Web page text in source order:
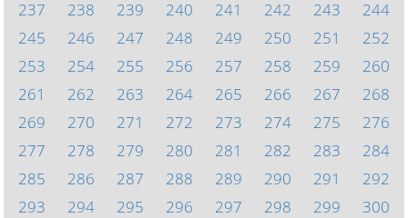
237
238 239 240 241 242 243
244
245
246 247 248 249 250 251
252
253
254 255 256 257 258 259
260
261
262 263 264 265 266 267
268
269
270 271 272 273 274 275
276
277
278 279 280 281 282 283
284
285
286 287 288 289 290 291
292
293
294 295 296 297 298 299
300